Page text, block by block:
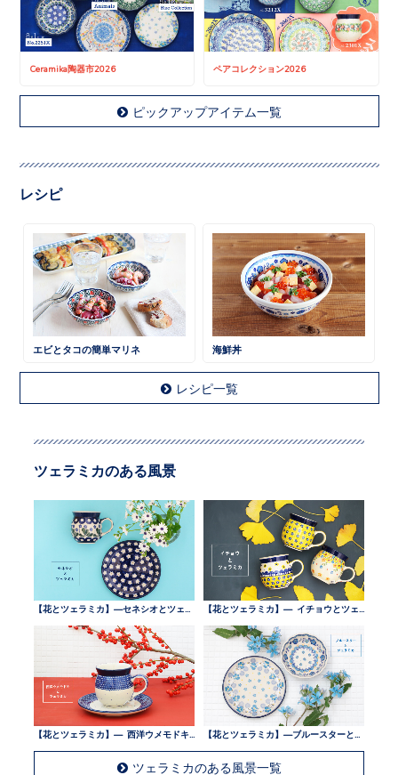
Ceramika陶器市2026 ペアコレクション2026
ピックアップアイテム一覧
レシピ
エビとタコの簡単マリネ 海鮮丼
レシピ一覧
ツェラミカのある風景
ツェラミカのある風景一覧